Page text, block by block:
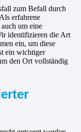
zum Befall durch
erfahrene
um eine
identifizieren die Art
ein, um diese
ein wichtiger
den Ort vollständig